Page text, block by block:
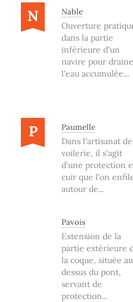
N Nable
Ouverture
dans la partie
inférieure d'un
navire pour
l'eau accumulée...
P Paumelle
Dans l'artisanat
voilerie, il s'agit
d'une protection
cuir que l'on
autour de...
Pavois
Extension de la
partie extérieure
la coque, située
dessus du pont,
servant de
protection...